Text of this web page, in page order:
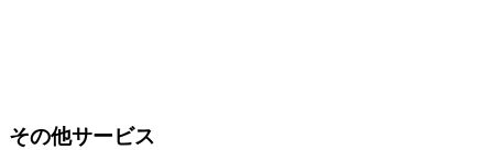
その他サービス